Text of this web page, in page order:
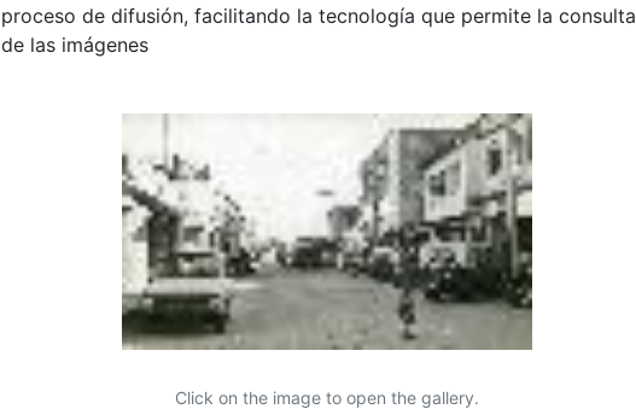
proceso de difusión, facilitando la tecnología que permite la consulta
de las imágenes
Click on the image to open the gallery.